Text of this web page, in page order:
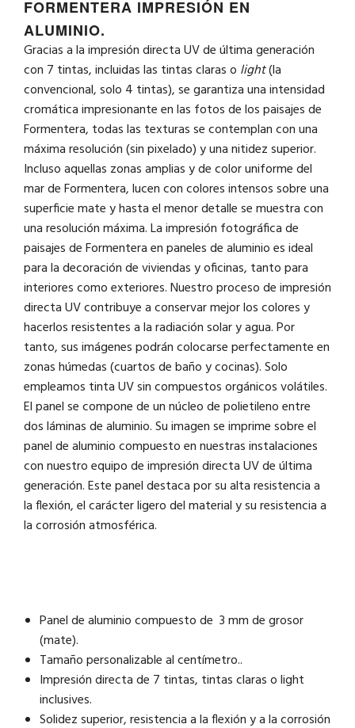
FORMENTERA IMPRESIÓN EN
ALUMINIO.
Gracias a la impresión directa UV de última generación
con 7 tintas, incluidas las tintas claras o light(la
convencional, solo 4 tintas), se garantiza una intensidad
cromática impresionante en las fotos de los paisajes de
Formentera, todas las texturas se contemplan con una
máxima resolución (sin pixelado) y una nitidez superior.
Incluso aquellas zonas amplias y de color uniforme del
mar de Formentera, lucen con colores intensos sobre una
superficie mate y hasta el menor detalle se muestra con
una resolución máxima. La impresión fotográfica de
paisajes de Formentera en paneles de aluminio es ideal
para la decoración de viviendas y oficinas, tanto para
interiores como exteriores. Nuestro proceso de impresión
directa UV contribuye a conservar mejor los colores y
hacerlos resistentes a la radiación solar y agua. Por
tanto, sus imágenes podrán colocarse perfectamente en
zonas húmedas (cuartos de baño y cocinas). Solo
empleamos tinta UV sin compuestos orgánicos volátiles.
El panel se compone de un núcleo de polietileno entre
dos láminas de aluminio. Su imagen se imprime sobre el
panel de aluminio compuesto en nuestras instalaciones
con nuestro equipo de impresión directa UV de última
generación. Este panel destaca por su alta resistencia a
la flexión, el carácter ligero del material y su resistencia a
la corrosión atmosférica.
Panel de aluminio compuesto de 3 mm de grosor
(mate).
Tamaño personalizable al centímetro..
Impresión directa de 7 tintas, tintas claras o light
inclusives.
Solidez superior, resistencia a la flexión y a la corrosión